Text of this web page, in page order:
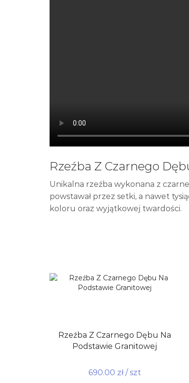
Rzeźba Z Czarnego
Unikalna rzeźba wykonana z
powstawał przez setki, a nawet
koloru oraz wyjątkowej twardości.
Rzeźba Z Czarnego Dębu Na
Podstawie Granitowej
690.00 zł / szt